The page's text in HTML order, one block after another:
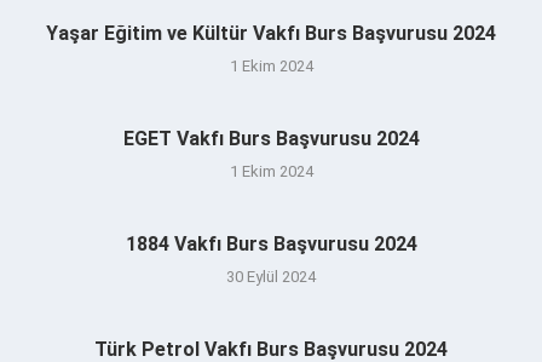
Yaşar Eğitim ve Kültür Vakfı Burs Başvurusu 2024
1 Ekim 2024
EGET Vakfı Burs Başvurusu 2024
1 Ekim 2024
1884 Vakfı Burs Başvurusu 2024
30 Eylül 2024
Türk Petrol Vakfı Burs Başvurusu 2024